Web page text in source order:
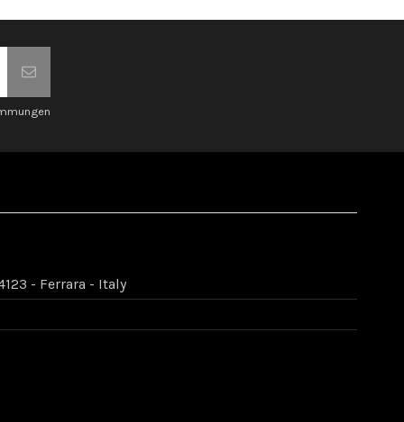
- Ferrara - Italy